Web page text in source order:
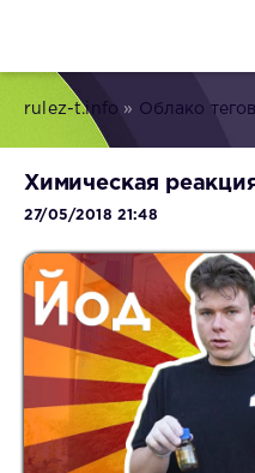
rulez-t.info » Облако тегов
Химическая
27/05/2018 21:48